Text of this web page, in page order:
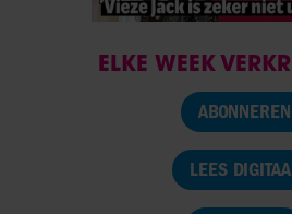
ELKE WEEK
ABONNEREN
LEES